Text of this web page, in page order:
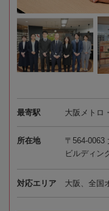
最寄駅 大阪メトロ
所在地
〒564-0063
ビルディン
対応エリア 大阪、全国